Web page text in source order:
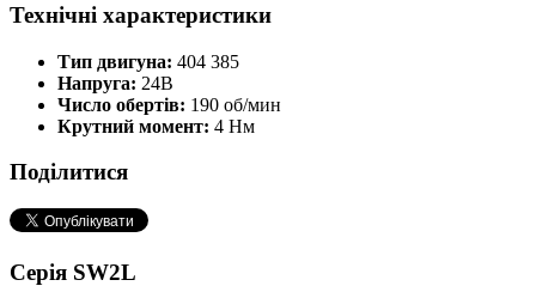
Технічні характеристики
Тип двигуна: 404 385
Напруга: 24В
Число обертів: 190 об/мин
Крутний момент: 4 Нм
Поділитися
Серія SW2L